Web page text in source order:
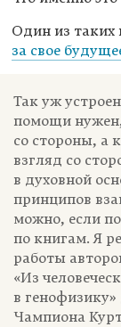
Один из таких
за свое
Так уж
помощи
со стороны, а
взгляд со
в духовной
принципов
можно, если
по книгам. Я
работы
«Из
в
Чампиона